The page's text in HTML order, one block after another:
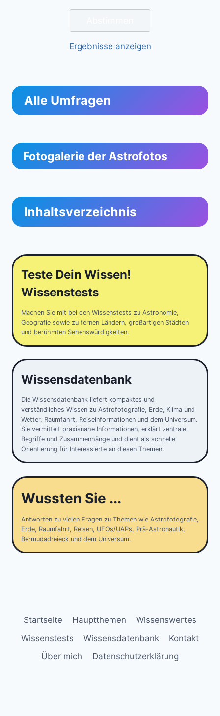
Ergebnisse anzeigen
Alle Umfragen
Fotogalerie der Astrofotos
Inhaltsverzeichnis
Teste Dein Wissen!
Wissenstests
Machen Sie mit bei den Wissenstests zu Astronomie,
Geografie sowie zu fernen Ländern, großartigen Städten
und berühmten Sehenswürdigkeiten.
Wissensdatenbank
Die Wissensdatenbank liefert kompaktes und
verständliches Wissen zu Astrofotografie, Erde, Klima und
Wetter, Raumfahrt, Reiseinformationen und dem Universum.
Sie vermittelt praxisnahe Informationen, erklärt zentrale
Begriffe und Zusammenhänge und dient als schnelle
Orientierung für Interessierte an diesen Themen.
Wussten Sie ...
Antworten zu vielen Fragen zu Themen wie Astrofotografie,
Erde, Raumfahrt, Reisen, UFOs/UAPs, Prä-Astronautik,
Bermudadreieck und dem Universum.
Startseite Hauptthemen
Wissenswertes
Wissenstests
Wissensdatenbank
Kontakt
Über mich
Datenschutzerklärung